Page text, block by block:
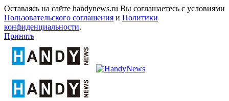
Оставаясь на сайте handynews.ru Вы соглашаетесь с условиями
Пользовательского соглашения и Политики
конфиденциальности.
Принять